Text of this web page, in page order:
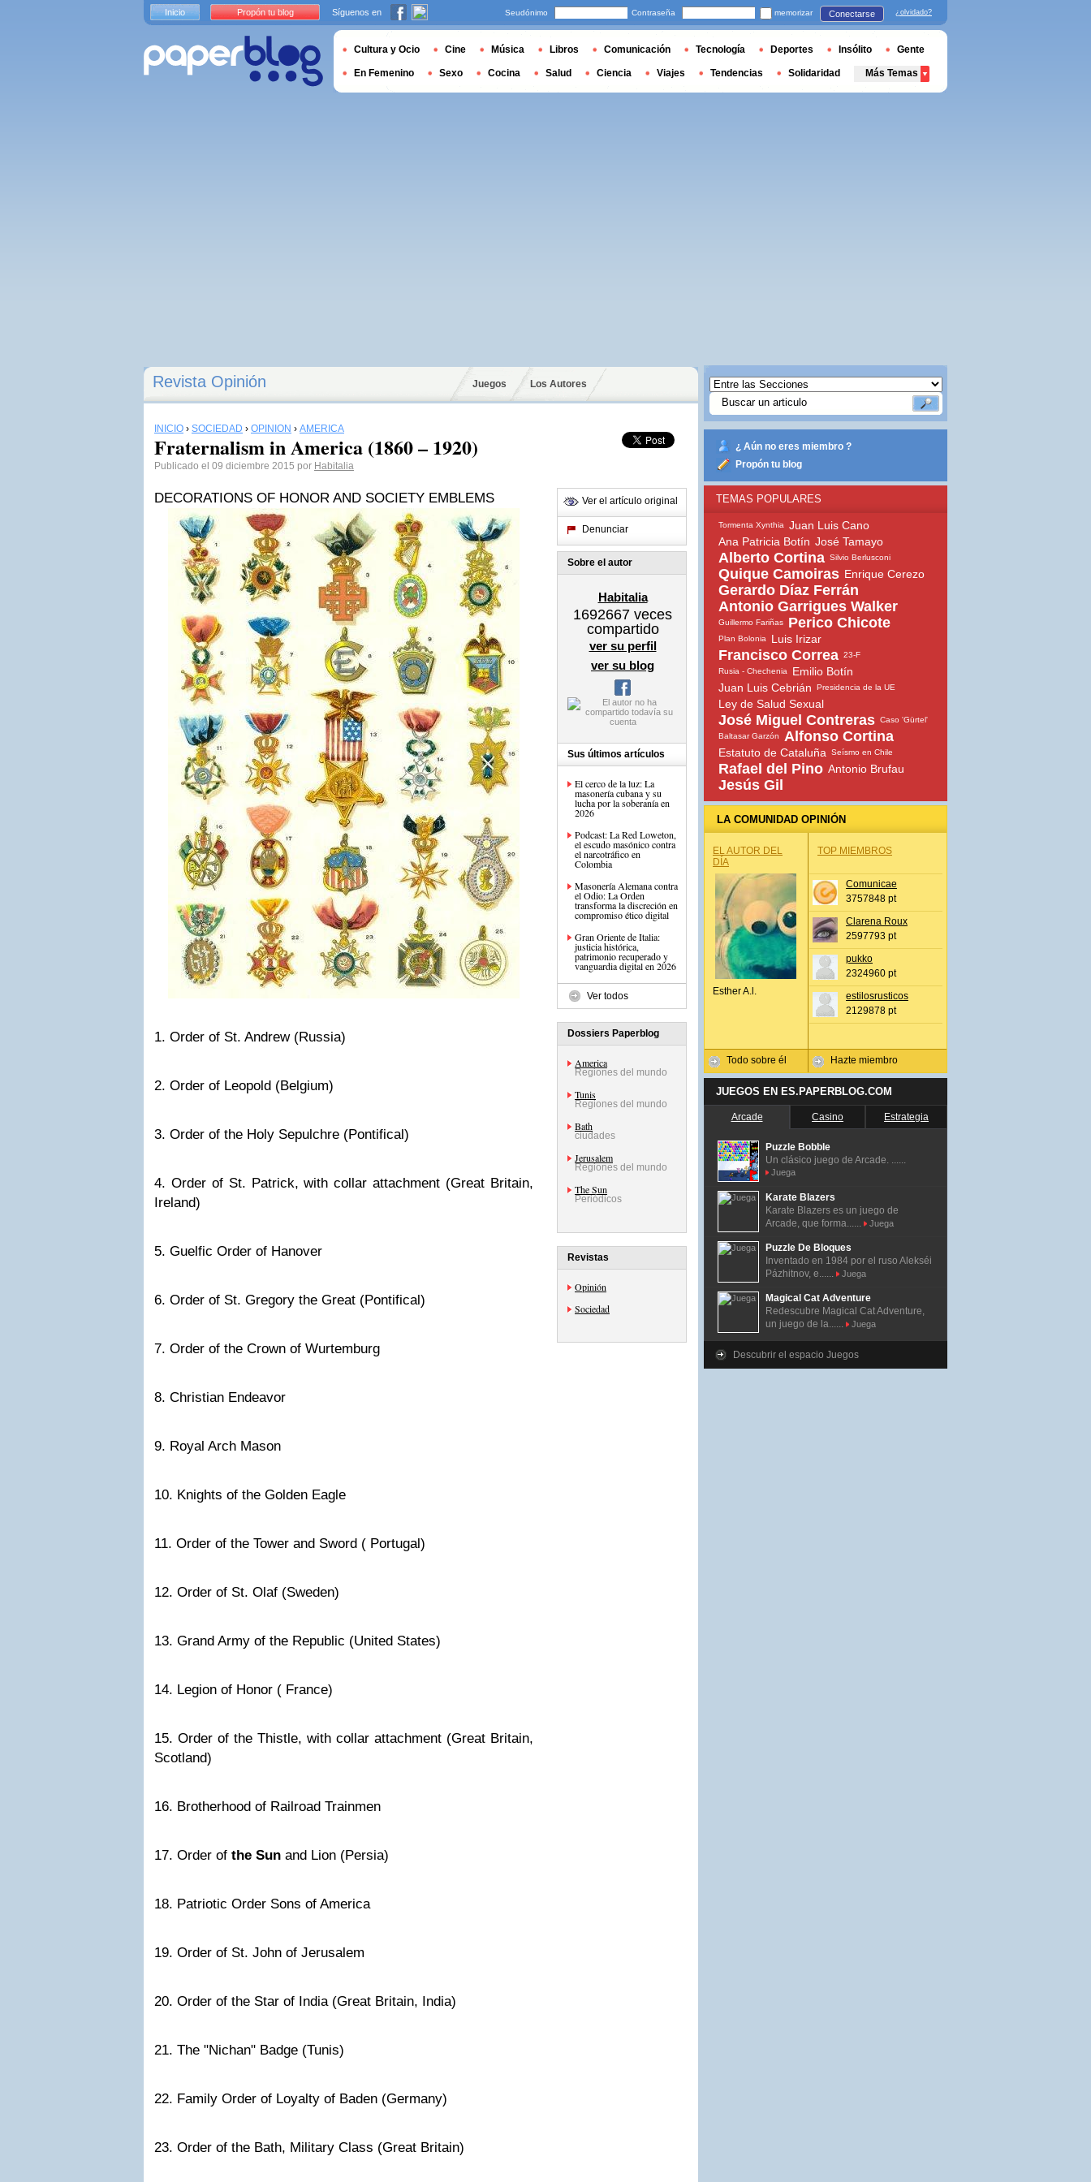
Revista Opinión Juegos Los Autores
INICIO › SOCIEDAD › OPINIÓN › AMERICA
Fraternalism in America (1860 – 1920)
Publicado el 09 diciembre 2015 por Habitalia
DECORATIONS OF HONOR AND SOCIETY EMBLEMS
1. Order of St. Andrew (Russia)
2. Order of Leopold (Belgium)
3. Order of the Holy Sepulchre (Pontifical)
4. Order of St. Patrick, with collar attachment (Great Britain,
Ireland)
5. Guelfic Order of Hanover
6. Order of St. Gregory the Great (Pontifical)
7. Order of the Crown of Wurtemburg
8. Christian Endeavor
9. Royal Arch Mason
10. Knights of the Golden Eagle
11. Order of the Tower and Sword ( Portugal)
12. Order of St. Olaf (Sweden)
13. Grand Army of the Republic (United States)
14. Legion of Honor ( France)
15. Order of the Thistle, with collar attachment (Great Britain,
Scotland)
16. Brotherhood of Railroad Trainmen
17. Order of the Sun and Lion (Persia)
18. Patriotic Order Sons of America
19. Order of St. John of Jerusalem
20. Order of the Star of India (Great Britain, India)
21. The "Nichan" Badge (Tunis)
22. Family Order of Loyalty of Baden (Germany)
23. Order of the Bath, Military Class (Great Britain)
Ver el artículo original
Denunciar
Sobre el autor
Habitalia
1692667 veces
compartido
ver su perfil
ver su blog
Sus últimos artículos
El cerco de la luz: La
masonería cubana y su
lucha por la soberanía en
2026
Podcast: La Red Loweton,
el escudo masónico contra
el narcotráfico en
Colombia
Masonería Alemana contra
el Odio: La Orden
transforma la discreción en
compromiso ético digital
Gran Oriente de Italia:
justicia histórica,
patrimonio recuperado y
vanguardia digital en 2026
Ver todos
Dossiers Paperblog
America
Regiones del mundo
Tunis
Regiones del mundo
Bath
ciudades
Jerusalem
Regiones del mundo
The Sun
Periódicos
Revistas
Opinión
Sociedad
¿ Aún no eres miembro ?
Propón tu blog
TEMAS POPULARES
Tormenta Xynthia
Juan Luis Cano
Ana Patricia Botín José Tamayo
Alberto Cortina Silvio Berlusconi
Quique Camoiras Enrique Cerezo
Gerardo Díaz Ferrán
Antonio Garrigues Walker
Guillermo Fariñas Perico Chicote
Plan Bolonia Luis Irizar
Francisco Correa 23-F
Rusia - Chechenia
Emilio Botín
Juan Luis Cebrián
Presidencia de la UE
Ley de Salud Sexual
José Miguel Contreras Caso 'Gürtel'
Baltasar Garzón
Alfonso Cortina
Estatuto de Cataluña Seísmo en Chile
Rafael del Pino Antonio Brufau
Jesús Gil
LA COMUNIDAD OPINIÓN
EL AUTOR DEL
DÍA
Esther A.l.
Todo sobre él
TOP MIEMBROS
Comunicae
3757848 pt
Clarena Roux
2597793 pt
pukko
2324960 pt
estilosrusticos
2129878 pt
Hazte miembro
JUEGOS EN ES.PAPERBLOG.COM
Arcade Casino Estrategia
Puzzle Bobble
Un clásico juego de Arcade. ......
Juega
Karate Blazers
Karate Blazers es un juego de
Arcade, que forma......
Juega
Puzzle De Bloques
Inventado en 1984 por el ruso Alekséi
Pázhitnov, e......
Juega
Magical Cat Adventure
Redescubre Magical Cat Adventure,
un juego de la......
Juega
Descubrir el espacio Juegos
Inicio Propón tu blog Síguenos en Seudónimo Contraseña memorizar Conectarse ¿olvidado?
Cultura y Ocio Cine Música Libros Comunicación Tecnología Deportes Insólito Gente
En Femenino Sexo Cocina Salud Ciencia Viajes Tendencias Solidaridad Más Temas